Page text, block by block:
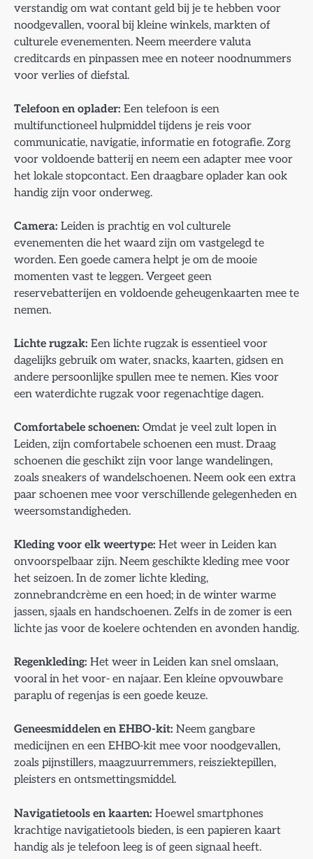
verstandig om wat contant geld bij je te hebben voor
noodgevallen, vooral bij kleine winkels, markten of
culturele evenementen. Neem meerdere valuta
creditcards en pinpassen mee en noteer noodnummers
voor verlies of diefstal.
Telefoon en oplader: Een telefoon is een
multifunctioneel hulpmiddel tijdens je reis voor
communicatie, navigatie, informatie en fotografie. Zorg
voor voldoende batterij en neem een adapter mee voor
het lokale stopcontact. Een draagbare oplader kan ook
handig zijn voor onderweg.
Camera: Leiden is prachtig en vol culturele
evenementen die het waard zijn om vastgelegd te
worden. Een goede camera helpt je om de mooie
momenten vast te leggen. Vergeet geen
reservebatterijen en voldoende geheugenkaarten mee te
nemen.
Lichte rugzak: Een lichte rugzak is essentieel voor
dagelijks gebruik om water, snacks, kaarten, gidsen en
andere persoonlijke spullen mee te nemen. Kies voor
een waterdichte rugzak voor regenachtige dagen.
Comfortabele schoenen: Omdat je veel zult lopen in
Leiden, zijn comfortabele schoenen een must. Draag
schoenen die geschikt zijn voor lange wandelingen,
zoals sneakers of wandelschoenen. Neem ook een extra
paar schoenen mee voor verschillende gelegenheden en
weersomstandigheden.
Kleding voor elk weertype: Het weer in Leiden kan
onvoorspelbaar zijn. Neem geschikte kleding mee voor
het seizoen. In de zomer lichte kleding,
zonnebrandcrème en een hoed; in de winter warme
jassen, sjaals en handschoenen. Zelfs in de zomer is een
lichte jas voor de koelere ochtenden en avonden handig.
Regenkleding: Het weer in Leiden kan snel omslaan,
vooral in het voor- en najaar. Een kleine opvouwbare
paraplu of regenjas is een goede keuze.
Geneesmiddelen en EHBO-kit: Neem gangbare
medicijnen en een EHBO-kit mee voor noodgevallen,
zoals pijnstillers, maagzuurremmers, reisziektepillen,
pleisters en ontsmettingsmiddel.
Navigatietools en kaarten: Hoewel smartphones
krachtige navigatietools bieden, is een papieren kaart
handig als je telefoon leeg is of geen signaal heeft.